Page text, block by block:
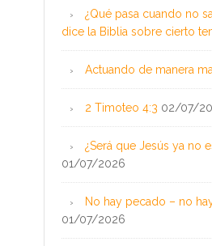
¿Qué pasa cuando no
dice la Biblia sobre cierto
Actuando de manera
2 Timoteo 4:3 02/07/
¿Será que Jesús ya no
01/07/2026
No hay pecado – no
01/07/2026